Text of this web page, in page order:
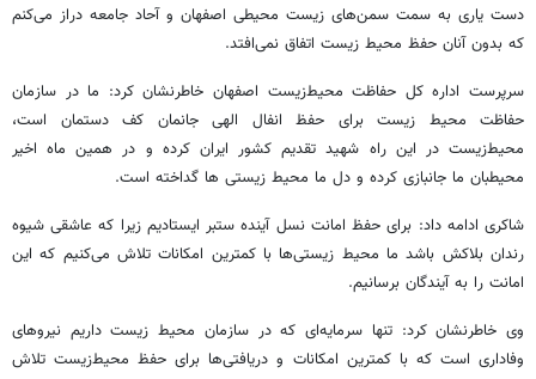
دست یاری به سمت سمن‌های زیست محیطی اصفهان و آحاد جامعه دراز می‌کنم
که بدون آنان حفظ محیط زیست اتفاق نمی‌افتد.
سرپرست اداره کل حفاظت محیط‌زیست اصفهان خاطرنشان کرد: ما در سازمان
حفاظت محیط زیست برای حفظ انفال الهی جانمان کف دستمان است،
محیط‌زیست در این راه شهید تقدیم کشور ایران کرده و در همین ماه اخیر
محیطبان ما جانبازی کرده و دل ما محیط زیستی ها گداخته است.
شاکری ادامه داد: برای حفظ امانت نسل آینده ستبر ایستادیم زیرا که عاشقی شیوه
رندان بلاکش باشد ما محیط زیستی‌ها با کمترین امکانات تلاش می‌کنیم که این
امانت را به آیندگان برسانیم.
وی خاطرنشان کرد: تنها سرمایه‌ای که در سازمان محیط زیست داریم نیروهای
وفاداری است که با کمترین امکانات و دریافتی‌ها برای حفظ محیط‌زیست تلاش